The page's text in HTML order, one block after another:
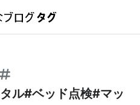
ル#ベッド点検#マッ